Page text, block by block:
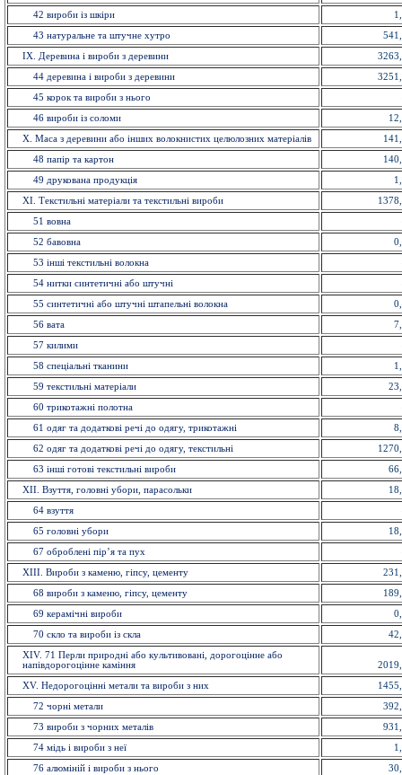
42 вироби із шкiри
43 натуральне та штучне хутро
IX. Деревина і вироби з деревини
44 деревина і вироби з деревини
45 корок та вироби з нього
46 вироби із соломи
X. Маса з деревини або інших волокнистих целюлозних матеріалів
48 папiр та картон
49 друкована продукція
ХI. Текстильні матеріали та текстильні вироби
51 вовна
52 бавовна
53 іншi текстильні волокна
54 нитки синтетичні або штучні
55 синтетичні або штучні штапельнi волокна
56 вата
57 килими
58 спецiальнi тканини
59 текстильнi матерiали
60 трикотажні полотна
61 одяг та додаткові речі до одягу, трикотажні
62 одяг та додаткові речі до одягу, текстильні
63 іншi готовi текстильні вироби
XII. Взуття, головнi убори, парасольки
64 взуття
65 головнi убори
67 оброблені пір’я та пух
XIII. Вироби з каменю, гіпсу, цементу
68 вироби з каменю, гiпсу, цементу
69 керамiчнi вироби
70 скло та вироби із cкла
ХІV. 71 Перли природні або культивовані, дорогоцінне або
напівдорогоцінне каміння
XV. Недорогоцінні метали та вироби з них
72 чорнi метали
73 вироби з чорних металiв
74 мiдь i вироби з неї
76 алюмiнiй i вироби з нього